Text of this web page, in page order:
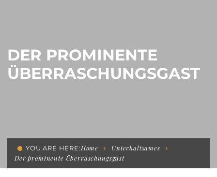
DER PROMINENTE
ÜBERRASCHUNGSGAST
YOU ARE HERE:Home
Unterhaltsames
Der prominente Überraschungsgast